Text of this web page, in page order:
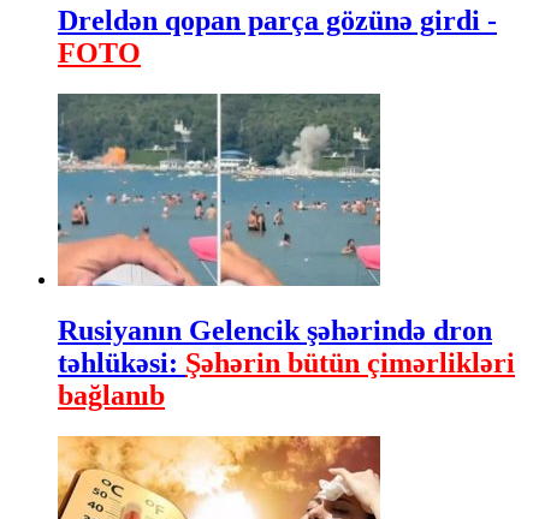
Dreldən qopan parça gözünə girdi -
FOTO
Rusiyanın Gelencik şəhərində dron
təhlükəsi: Şəhərin bütün çimərlikləri
bağlanıb